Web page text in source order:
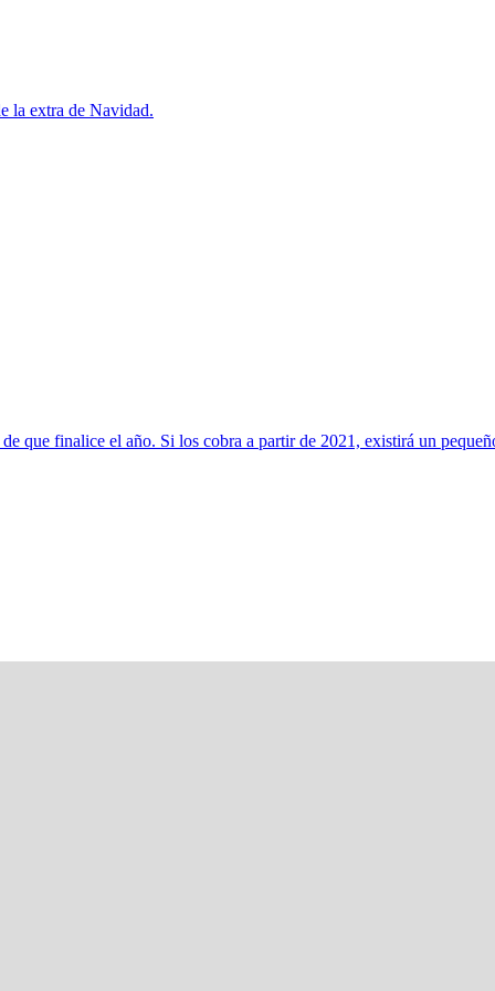
la extra de Navidad.
que finalice el año. Si los cobra a partir de 2021, existirá un